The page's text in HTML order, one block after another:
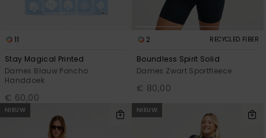
11
Stay Magical Printed
Dames Blauw Poncho
Handdoek
€ 60,00
2 RECYCLED FIBER
Boundless Spirit Solid
Dames Zwart Sportfleece
€ 80,00
NIEUW NIEUW